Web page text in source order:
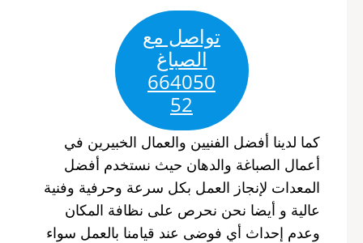
تواصل مع
الصباغ
664050
52
كما لدينا أفضل الفنيين والعمال الخبيرين في
أعمال الصباغة والدهان حيث نستخدم أفضل
المعدات لإنجاز العمل بكل سرعة وحرفية وفنية
عالية و أيضا نحن نحرص على نظافة المكان
وعدم إحداث أي فوضى عند قيامنا بالعمل سواء